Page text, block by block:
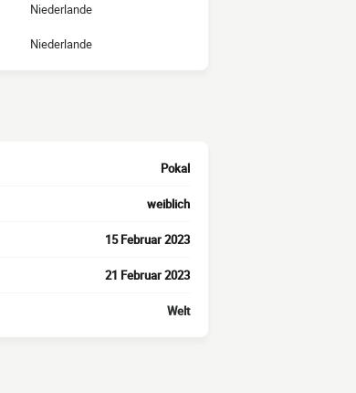
Niederlande
Niederlande
Pokal
weiblich
15 Februar 2023
21 Februar 2023
Welt